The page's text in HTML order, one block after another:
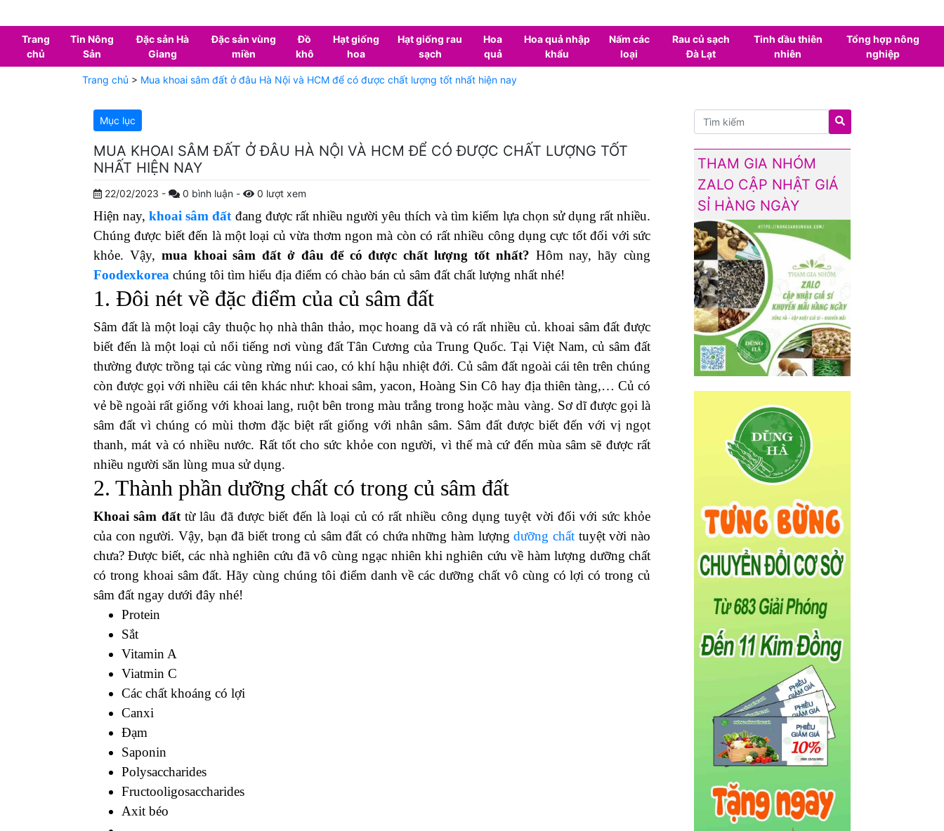
Trang
chủ
Tin Nông
Sản
Đặc sản Hà
Giang
Đặc sản vùng
miền
Đồ
khô
Hạt giống
hoa
Hạt giống rau
sạch
Hoa
quả
Hoa quả nhập
khẩu
Nấm các
loại
Rau củ sạch
Đà Lạt
Tinh dầu thiên
nhiên
Tổng hợp nông
nghiệp
Trang chủ > Mua khoai sâm đất ở đâu Hà Nội và HCM để có được chất lượng tốt nhất hiện nay
Mục lục
MUA KHOAI SÂM ĐẤT Ở ĐÂU HÀ NỘI VÀ HCM ĐỂ CÓ ĐƯỢC CHẤT LƯỢNG TỐT
NHẤT HIỆN NAY
22/02/2023 - 0bình luận 0 lượt xem
Hiện nay,khoai sâm đất đang được rất nhiều người yêu thích và tìm kiếm lựa chọn sử dụng rất nhiều.
Chúng được biết đến là một loại củ vừa thơm ngon mà còn có rất nhiều công dụng cực tốt đối với sức
khỏe. Vậy, mua khoai sâm đất ở đâu để có được chất lượng tốt nhất?
Foodexkorea
chúng tôi tìm hiểu địa điểm có chào bán củ sâm đất chất lượng nhất nhé!
1. Đôi nét về đặc điểm của củ sâm đất
Sâm đất là một loại cây thuộc họ nhà thân thảo, mọc hoang dã và có rất nhiều củ. khoai sâm đất được
biết đến là một loại củ nổi tiếng nơi vùng đất Tân Cương của Trung Quốc. Tại Việt Nam, củ sâm đất
thường được trồng tại các vùng rừng núi cao, có khí hậu nhiệt đới. Củ sâm đất ngoài cái tên trên chúng
còn được gọi với nhiều cái tên khác như: khoai sâm, yacon, Hoàng Sin Cô hay địa thiên tàng,… Củ có
vẻ bề ngoài rất giống với khoai lang, ruột bên trong màu trắng trong hoặc màu vàng. Sơ dĩ được gọi là
sâm đất vì chúng có mùi thơm đặc biệt rất giống với nhân sâm. Sâm đất được biết đến với vị ngọt
thanh, mát và có nhiều nước. Rất tốt cho sức khỏe con người, vì thế mà cứ đến mùa sâm sẽ được rất
nhiều người săn lùng mua sử dụng.
2. Thành phần dưỡng chất có trong củ sâm đất
Khoai sâm đất
của con người. Vậy, bạn đã biết trong củ sâm đất có chứa những hàm lượng
chưa? Được biết, các nhà nghiên cứu đã vô cùng ngạc nhiên khi nghiên cứu về hàm lượng dưỡng chất
có trong khoai sâm đất. Hãy cùng chúng tôi điểm danh về các dưỡng chất vô cùng có lợi có trong củ
sâm đất ngay dưới đây nhé!
Protein
THAM GIA NHÓM
ZALO CẬP NHẬT GIÁ
SỈ HÀNG NGÀY